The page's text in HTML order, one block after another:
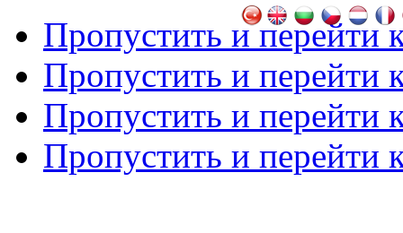
Пропустить и перейти
Пропустить и перейти
Пропустить и перейти
Пропустить и перейти